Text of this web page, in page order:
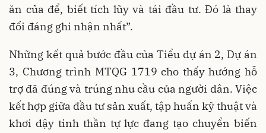
ăn của để, biết tích lũy và tái đầu tư. Đó là thay
đổi đáng ghi nhận nhất”.
Những kết quả bước đầu của Tiểu dự án 2, Dự án
3, Chương trình MTQG 1719 cho thấy hướng hỗ
trợ đã đúng và trúng nhu cầu của người dân. Việc
kết hợp giữa đầu tư sản xuất, tập huấn kỹ thuật và
khơi dậy tinh thần tự lực đang tạo chuyển biến